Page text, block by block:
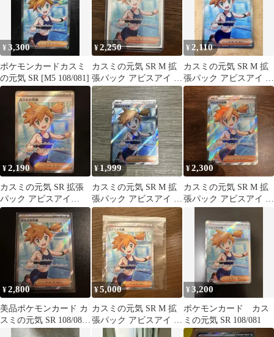
¥3,300
ポケモンカードカスミ
の元気 SR [M5 108/081]
¥2,250
カスミの元気 SR M 拡
張パック アビスアイ キ
ラ 108/081
¥ 2,110
カスミの元気 SR M 拡
張パック アビスアイ キ
ラ 108/081ポケモン
¥2,190
カスミの元気 SR 拡張
パック アビスアイ
108/081
¥1,999
カスミの元気 SR M 拡
張パック アビスアイ キ
ラ 108/081
¥2,300
カスミの元気 SR M 拡
張パック アビスアイ キ
¥2,800
美品ポケモンカード カ
スミの元気 SR 108/081
¥5,000
カスミの元気 SR M 拡
張パック アビスアイ キ
ラ 108/081
¥3,200
ポケモンカード カス
ミの元気 SR 108/081